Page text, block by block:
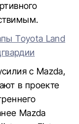
Toyota Land
с Mazda,
в проекте
Mazda